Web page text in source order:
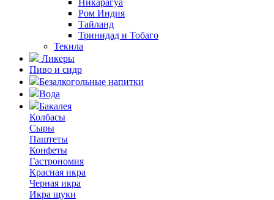
Ром Индия
Тайланд
Тринидад и Тобаго
Текила
Ликеры
Пиво и сидр
Безалкогольные напитки
Вода
Бакалея
Колбасы
Сыры
Паштеты
Конфеты
Гастрономия
Красная икра
Черная икра
Икра щуки